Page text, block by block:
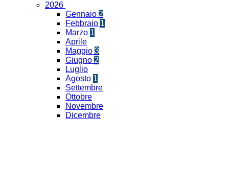
2026
Gennaio 2
Febbraio 1
Marzo 1
Aprile
Maggio 3
Giugno 2
Luglio
Agosto 1
Settembre
Ottobre
Novembre
Dicembre